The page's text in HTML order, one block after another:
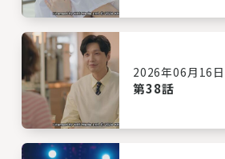
2026年06月16
第38話